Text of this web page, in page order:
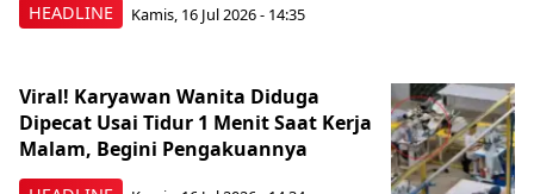
HEADLINE Kamis, 16 Jul 2026 - 14:35
Viral! Karyawan Wanita Diduga
Dipecat Usai Tidur 1 Menit Saat Kerja
Malam, Begini Pengakuannya